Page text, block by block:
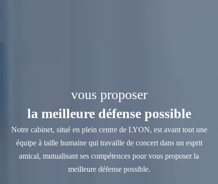
vous proposer
la meilleure défense possible
Notre cabinet, situé en plein centre de LYON, est avant tout une
équipe à taille humaine qui travaille de concert dans un esprit
amical, mutualisant ses compétences pour vous proposer la
meilleure défense possible.